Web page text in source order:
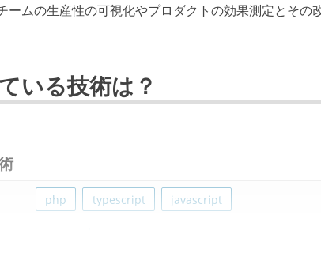
ームの生産性の可視化やプロダクトの効果測定とその
いる技術は？
php typescript javascript